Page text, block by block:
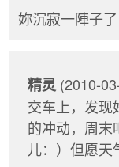
妳沉寂一陣子
精灵 (2010-
交车上，发现
的冲动，周末
儿：）但愿天